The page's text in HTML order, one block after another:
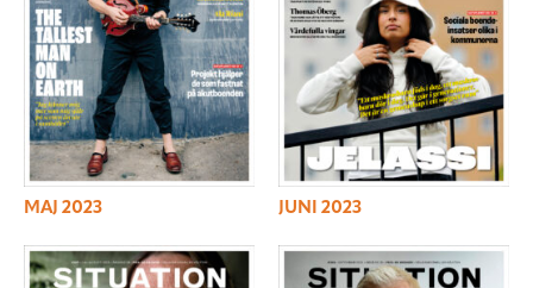
MAJ 2023 JUNI 2023